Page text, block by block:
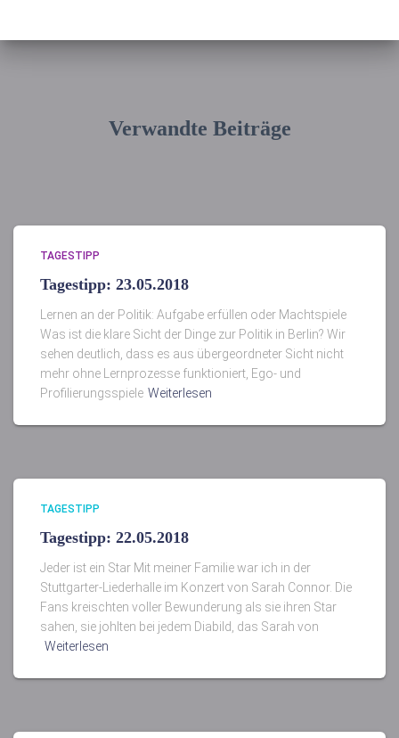
Verwandte Beiträge
TAGESTIPP
Tagestipp: 23.05.2018
Lernen an der Politik: Aufgabe erfüllen oder Machtspiele
Was ist die klare Sicht der Dinge zur Politik in Berlin? Wir
sehen deutlich, dass es aus übergeordneter Sicht nicht
mehr ohne Lernprozesse funktioniert, Ego- und
Profilierungsspiele Weiterlesen
TAGESTIPP
Tagestipp: 22.05.2018
Jeder ist ein Star Mit meiner Familie war ich in der
Stuttgarter-Liederhalle im Konzert von Sarah Connor. Die
Fans kreischten voller Bewunderung als sie ihren Star
sahen, sie johlten bei jedem Diabild, das Sarah von
Weiterlesen